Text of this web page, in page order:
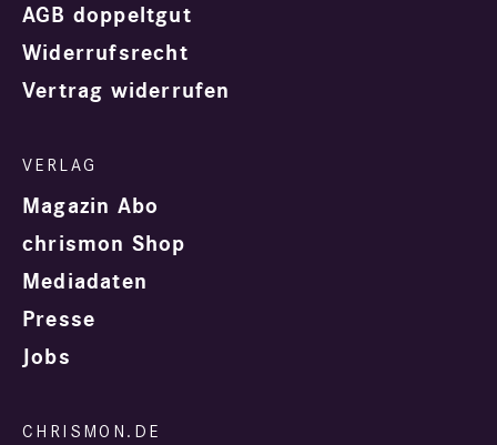
AGB doppeltgut
Widerrufsrecht
Vertrag widerrufen
Magazin Abo
chrismon Shop
Mediadaten
Presse
Jobs